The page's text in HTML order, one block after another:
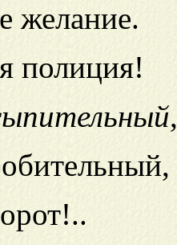
желание.
полиция!
,